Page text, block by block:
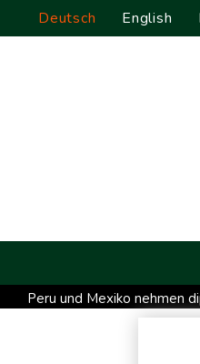
Deutsch English
Peru und Mexiko nehmen